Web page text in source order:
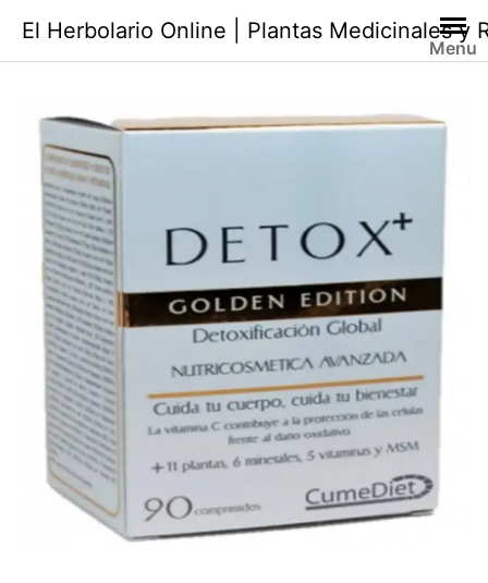
contenido
El Herbolario Online | Plantas Medicinales y
Menu